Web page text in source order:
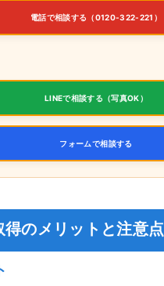
電話で相談する（0120-322-221）
LINEで相談する（写真OK）
フォームで相談する
得のメリットと注意点